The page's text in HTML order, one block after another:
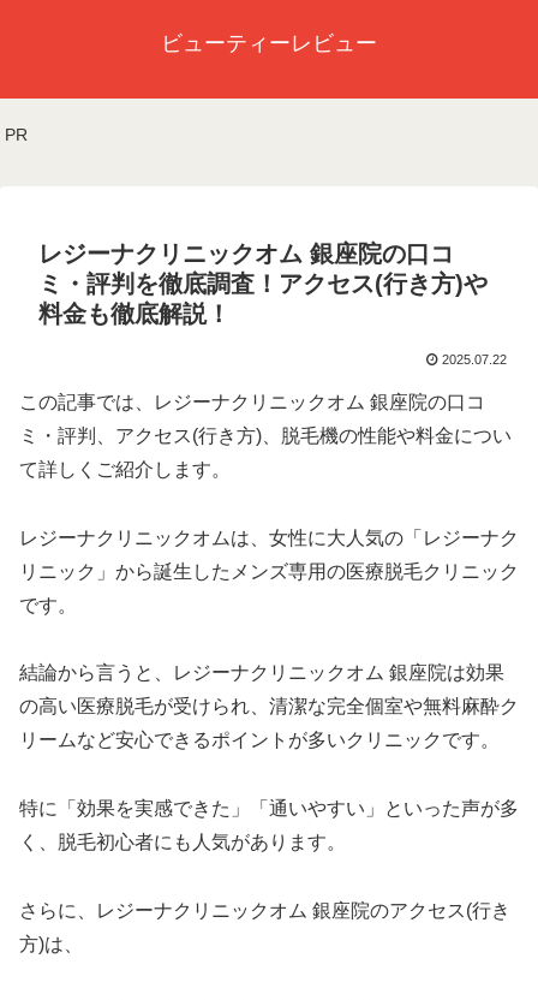
ビューティーレビュー
PR
レジーナクリニックオム 銀座院の口コ
ミ・評判を徹底調査！アクセス(行き方)や
料金も徹底解説！
2025.07.22
この記事では、レジーナクリニックオム 銀座院の口コ
ミ・評判、アクセス(行き方)、脱毛機の性能や料金につい
て詳しくご紹介します。
レジーナクリニックオムは、女性に大人気の「レジーナク
リニック」から誕生したメンズ専用の医療脱毛クリニック
です。
結論から言うと、レジーナクリニックオム 銀座院は効果
の高い医療脱毛が受けられ、清潔な完全個室や無料麻酔ク
リームなど安心できるポイントが多いクリニックです。
特に「効果を実感できた」「通いやすい」といった声が多
く、脱毛初心者にも人気があります。
さらに、レジーナクリニックオム 銀座院のアクセス(行き
方)は、